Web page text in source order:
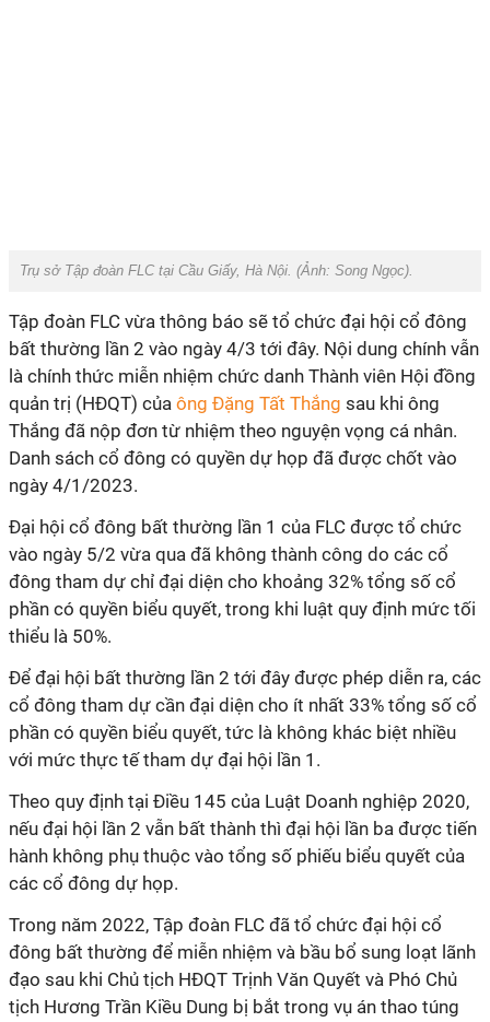
Trụ sở Tập đoàn FLC tại Cầu Giấy, Hà Nội. (Ảnh: Song Ngọc).
Tập đoàn FLC vừa thông báo sẽ tổ chức đại hội cổ đông
bất thường lần 2 vào ngày 4/3 tới đây. Nội dung chính vẫn
là chính thức miễn nhiệm chức danh Thành viên Hội đồng
quản trị (HĐQT) của ông Đặng Tất Thắng sau khi ông
Thắng đã nộp đơn từ nhiệm theo nguyện vọng cá nhân.
Danh sách cổ đông có quyền dự họp đã được chốt vào
ngày 4/1/2023.
Đại hội cổ đông bất thường lần 1 của FLC được tổ chức
vào ngày 5/2 vừa qua đã không thành công do các cổ
đông tham dự chỉ đại diện cho khoảng 32% tổng số cổ
phần có quyền biểu quyết, trong khi luật quy định mức tối
thiểu là 50%.
Để đại hội bất thường lần 2 tới đây được phép diễn ra, các
cổ đông tham dự cần đại diện cho ít nhất 33% tổng số cổ
phần có quyền biểu quyết, tức là không khác biệt nhiều
với mức thực tế tham dự đại hội lần 1.
Theo quy định tại Điều 145 của Luật Doanh nghiệp 2020,
nếu đại hội lần 2 vẫn bất thành thì đại hội lần ba được tiến
hành không phụ thuộc vào tổng số phiếu biểu quyết của
các cổ đông dự họp.
Trong năm 2022, Tập đoàn FLC đã tổ chức đại hội cổ
đông bất thường để miễn nhiệm và bầu bổ sung loạt lãnh
đạo sau khi Chủ tịch HĐQT Trịnh Văn Quyết và Phó Chủ
tịch Hương Trần Kiều Dung bị bắt trong vụ án thao túng